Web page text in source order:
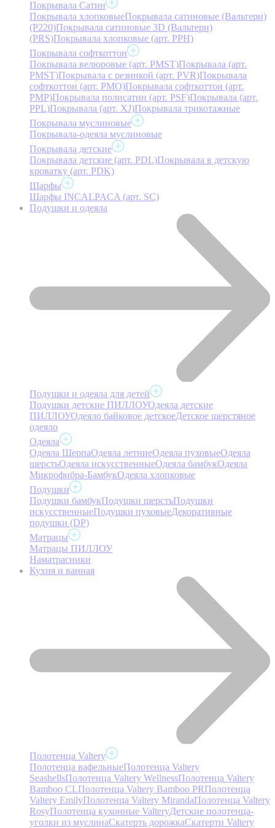
Покрывала Сатин
Покрывала хлопковыеПокрывала сатиновые (Вальтери)
(P220)Покрывала сатиновые 3D (Вальтери)
(PRS)Покрывала хлопковые (арт. PPH)
Покрывала софткоттон
Покрывала велюровые (арт. PMST)Покрывала (арт.
PMST)Покрывала с резинкой (арт. PVR)Покрывала
софткоттон (арт. PMO)Покрывала софткоттон (арт.
PMP)Покрывала полисатин (арт. PSF)Покрывала (арт.
PPL)Покрывала (арт. XJ)Покрывала трикотажные
Покрывала муслиновые
Покрывала-одеяла муслиновые
Покрывала детские
Покрывала детские (арт. PDL)Покрывала в детскую
кроватку (арт. PDK)
Шарфы
Шарфы INCALPACA (арт. SC)
Подушки и одеяла
Подушки и одеяла для детей
Подушки детские ПИЛЛОУОдеяла детские
ПИЛЛОУОдеяло байковое детскоеДетское шерстяное
одеяло
Одеяла
Одеяла ШерпаОдеяла летниеОдеяла пуховыеОдеяла
шерстьОдеяла искусственныеОдеяла бамбукОдеяла
Микрофибра-БамбукОдеяла хлопковые
Подушки
Подушки бамбукПодушки шерстьПодушки
искусственныеПодушки пуховыеДекоративные
подушки (DP)
Матрацы
Матрацы ПИЛЛОУ
Наматрасники
Кухня и ванная
Полотенца Valtery
Полотенца вафельныеПолотенца Valtery
SeashellsПолотенца Valtery WellnessПолотенца Valtery
Bamboo CLПолотенца Valtery Bamboo PRПолотенца
Valtery EmilyПолотенца Valtery MirandaПолотенца Valtery
RosyПолотенца кухонные ValteryДетские полотенца-
уголки из муслинаСкатерть дорожкаСкатерти Valtery